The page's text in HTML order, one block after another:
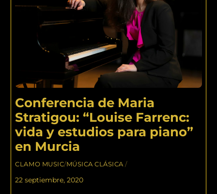
Conferencia de Maria
Stratigou: “Louise Farrenc:
vida y estudios para piano”
en Murcia
CLAMO MUSIC/MÚSICA CLÁSICA /
22 septiembre, 2020